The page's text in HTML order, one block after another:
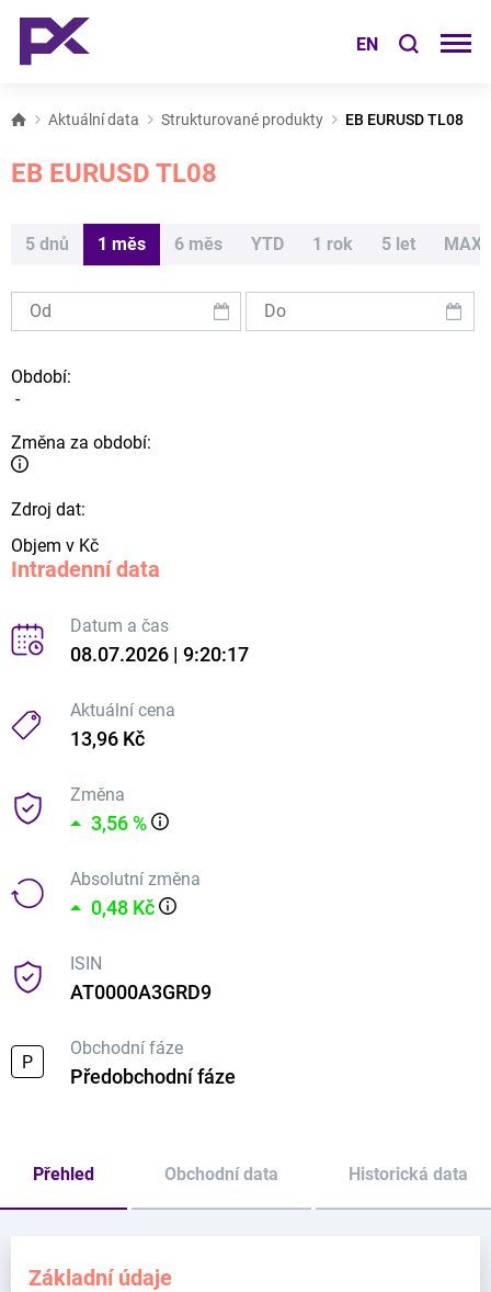
EN
Aktuální data Strukturované produkty EB EURUSD TL08
EB EURUSD TL08
5 dnů 1 měs 6 měs YTD 1 rok 5 let MAX
Období:
-
Změna za období:
Zdroj dat:
Objem v Kč
Intradenní data
Datum a čas
08.07.2026 | 9:20:17
Aktuální cena
13,96 Kč
Změna
3,56 %
Absolutní změna
0,48 Kč
ISIN
AT0000A3GRD9
P
Obchodní fáze
Předobchodní fáze
Přehled Obchodní data Historická data
Základní údaje